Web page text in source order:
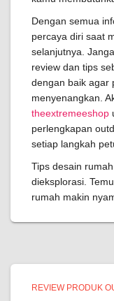
Dengan semua
percaya diri saat
selanjutnya.
review dan tips
dengan baik agar
menyenangkan.
theextremeeshop
perlengkapan
setiap langkah
Tips desain
dieksplorasi.
rumah makin
REVIEW PRODUK